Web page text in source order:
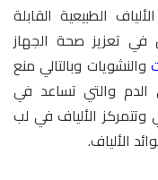
الطبيعية القابلة
في تعزيز صحة الجهاز
والنشويات وبالتالي منع
والتي تساعد في
وتتمركز الألياف في لب
الألياف.